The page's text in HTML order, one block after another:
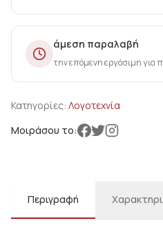
άμεση παραλαβή
την επόμενη εργάσιμη για
Κατηγορίες: Λογοτεχνία
Μοιράσου το:
Περιγραφή